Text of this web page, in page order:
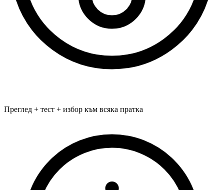
Преглед + тест + избор към всяка пратка